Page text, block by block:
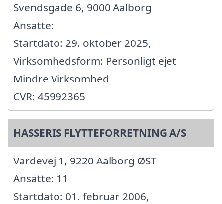
Svendsgade 6, 9000 Aalborg
Ansatte:
Startdato: 29. oktober 2025,
Virksomhedsform: Personligt ejet
Mindre Virksomhed
CVR: 45992365
HASSERIS FLYTTEFORRETNING A/S
Vardevej 1, 9220 Aalborg ØST
Ansatte: 11
Startdato: 01. februar 2006,